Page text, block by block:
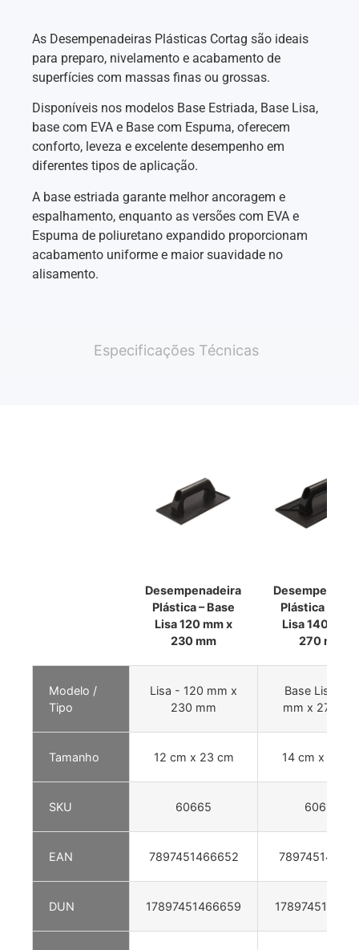
Especificações Técnicas
As Desempenadeiras Plásticas Cortag são ideais
para preparo, nivelamento e acabamento de
superfícies com massas finas ou grossas.
Disponíveis nos modelos Base Estriada, Base Lisa,
base com EVA e Base com Espuma, oferecem
conforto, leveza e excelente desempenho em
diferentes tipos de aplicação.
A base estriada garante melhor ancoragem e
espalhamento, enquanto as versões com EVA e
Espuma de poliuretano expandido proporcionam
acabamento uniforme e maior suavidade no
alisamento.
Desempenadeira
Plástica – Base
Lisa 120 mm x
230 mm
Plástica –
Lisa 140 mm
270 mm
Modelo /
Tipo
Lisa - 120 mm x
230 mm
Base Lisa 140
mm x 270
Tamanho 12 cm x 23 cm 14 cm x 27
SKU 60665 60691
EAN 7897451466652
DUN 17897451466659